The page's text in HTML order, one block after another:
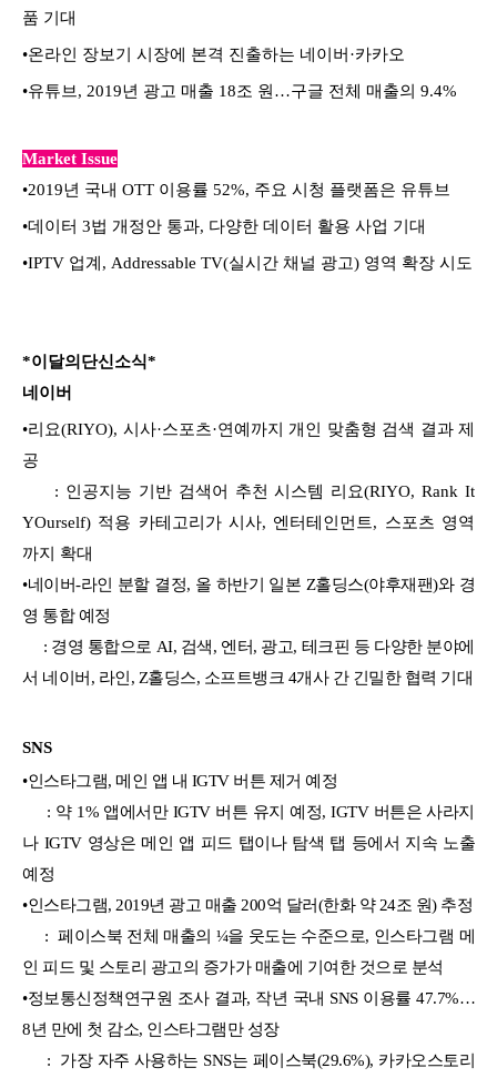
품 기대
•온라인 장보기 시장에 본격 진출하는 네이버·카카오
•유튜브, 2019년 광고 매출 18조 원…구글 전체 매출의 9.4%
Market Issue
•2019년 국내 OTT 이용률 52%, 주요 시청 플랫폼은 유튜브
•데이터 3법 개정안 통과, 다양한 데이터 활용 사업 기대
•IPTV 업계, Addressable TV(실시간 채널 광고) 영역 확장 시도
*이달의단신소식*
네이버
•리요(RIYO), 시사·스포츠·연예까지 개인 맞춤형 검색 결과 제
공
: 인공지능 기반 검색어 추천 시스템 리요(RIYO, Rank It
YOurself) 적용 카테고리가 시사, 엔터테인먼트, 스포츠 영역
까지 확대
•네이버-라인 분할 결정, 올 하반기 일본 Z홀딩스(야후재팬)와 경
영 통합 예정
: 경영 통합으로 AI, 검색, 엔터, 광고, 테크핀 등 다양한 분야에
서 네이버, 라인, Z홀딩스, 소프트뱅크 4개사 간 긴밀한 협력 기대
SNS
•인스타그램, 메인 앱 내 IGTV 버튼 제거 예정
: 약 1% 앱에서만 IGTV 버튼 유지 예정, IGTV 버튼은 사라지
나 IGTV 영상은 메인 앱 피드 탭이나 탐색 탭 등에서 지속 노출
예정
•인스타그램, 2019년 광고 매출 200억 달러(한화 약 24조 원) 추정
: 페이스북 전체 매출의 ¼을 웃도는 수준으로, 인스타그램 메
인 피드 및 스토리 광고의 증가가 매출에 기여한 것으로 분석
•정보통신정책연구원 조사 결과, 작년 국내 SNS 이용률 47.7%…
8년 만에 첫 감소, 인스타그램만 성장
: 가장 자주 사용하는 SNS는 페이스북(29.6%), 카카오스토리